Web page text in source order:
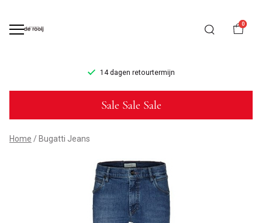
0
14 dagen retourtermijn
Bugatti
Jeans
Bugatti
Mannenmode
Sale Sale Sale
Home Bugatti Jeans